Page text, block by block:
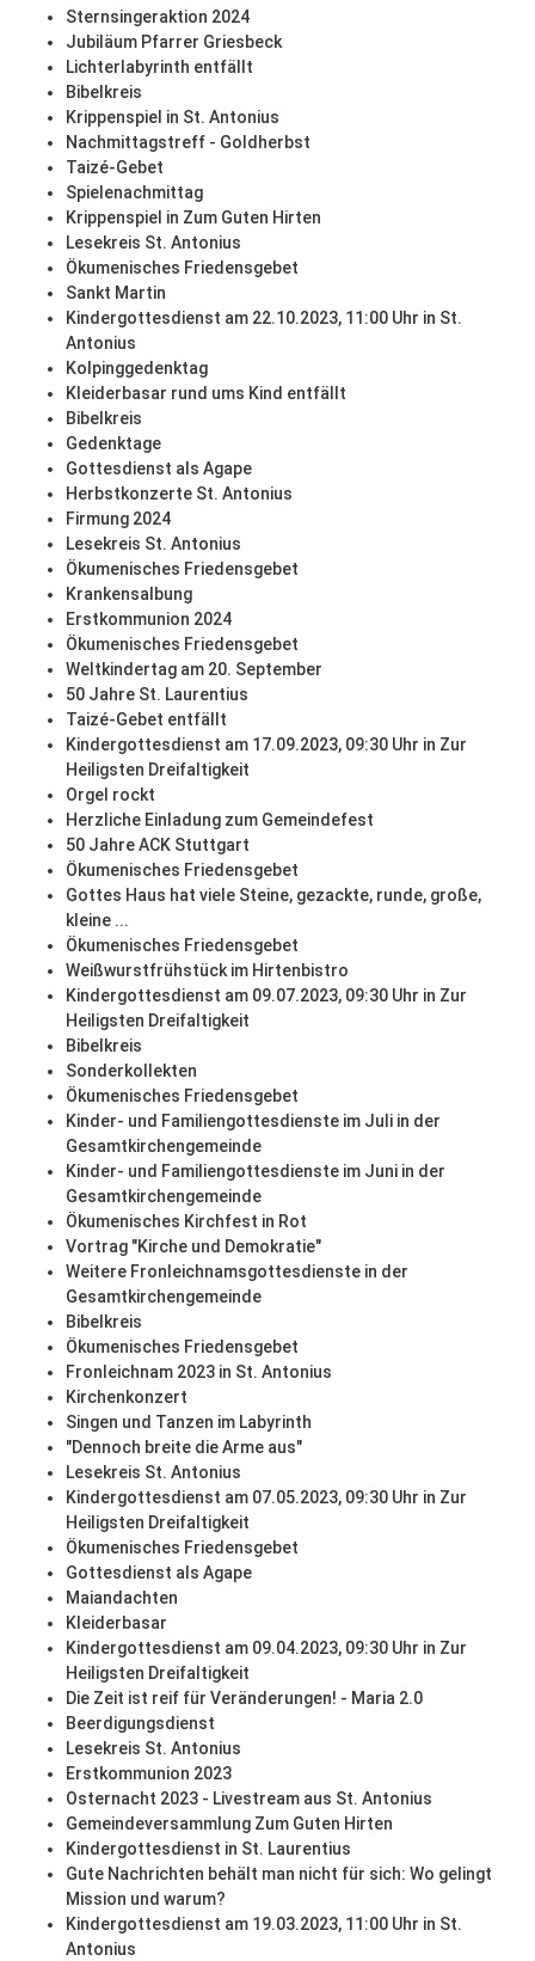
Sternsingeraktion 2024
Jubiläum Pfarrer Griesbeck
Lichterlabyrinth entfällt
Bibelkreis
Krippenspiel in St. Antonius
Nachmittagstreff - Goldherbst
Taizé-Gebet
Spielenachmittag
Krippenspiel in Zum Guten Hirten
Lesekreis St. Antonius
Ökumenisches Friedensgebet
Sankt Martin
Kindergottesdienst am 22.10.2023, 11:00 Uhr in St.
Antonius
Kolpinggedenktag
Kleiderbasar rund ums Kind entfällt
Bibelkreis
Gedenktage
Gottesdienst als Agape
Herbstkonzerte St. Antonius
Firmung 2024
Lesekreis St. Antonius
Ökumenisches Friedensgebet
Krankensalbung
Erstkommunion 2024
Ökumenisches Friedensgebet
Weltkindertag am 20. September
50 Jahre St. Laurentius
Taizé-Gebet entfällt
Kindergottesdienst am 17.09.2023, 09:30 Uhr in Zur
Heiligsten Dreifaltigkeit
Orgel rockt
Herzliche Einladung zum Gemeindefest
50 Jahre ACK Stuttgart
Ökumenisches Friedensgebet
Gottes Haus hat viele Steine, gezackte, runde, große,
kleine ...
Ökumenisches Friedensgebet
Weißwurstfrühstück im Hirtenbistro
Kindergottesdienst am 09.07.2023, 09:30 Uhr in Zur
Heiligsten Dreifaltigkeit
Bibelkreis
Sonderkollekten
Ökumenisches Friedensgebet
Kinder- und Familiengottesdienste im Juli in der
Gesamtkirchengemeinde
Kinder- und Familiengottesdienste im Juni in der
Gesamtkirchengemeinde
Ökumenisches Kirchfest in Rot
Vortrag "Kirche und Demokratie"
Weitere Fronleichnamsgottesdienste in der
Gesamtkirchengemeinde
Bibelkreis
Ökumenisches Friedensgebet
Fronleichnam 2023 in St. Antonius
Kirchenkonzert
Singen und Tanzen im Labyrinth
"Dennoch breite die Arme aus"
Lesekreis St. Antonius
Kindergottesdienst am 07.05.2023, 09:30 Uhr in Zur
Heiligsten Dreifaltigkeit
Ökumenisches Friedensgebet
Gottesdienst als Agape
Maiandachten
Kleiderbasar
Kindergottesdienst am 09.04.2023, 09:30 Uhr in Zur
Heiligsten Dreifaltigkeit
Die Zeit ist reif für Veränderungen! - Maria 2.0
Beerdigungsdienst
Lesekreis St. Antonius
Erstkommunion 2023
Osternacht 2023 - Livestream aus St. Antonius
Gemeindeversammlung Zum Guten Hirten
Kindergottesdienst in St. Laurentius
Gute Nachrichten behält man nicht für sich: Wo gelingt
Mission und warum?
Kindergottesdienst am 19.03.2023, 11:00 Uhr in St.
Antonius